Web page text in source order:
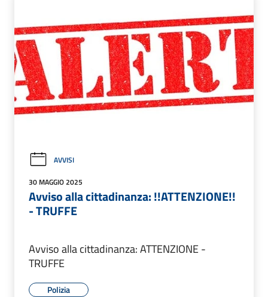
AVVISI
30 MAGGIO 2025
Avviso alla cittadinanza: !!ATTENZIONE!!
- TRUFFE
Avviso alla cittadinanza: ATTENZIONE -
TRUFFE
Polizia